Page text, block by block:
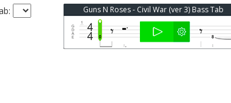
Guns N Roses - Civil War (ver 3) Bass Tab